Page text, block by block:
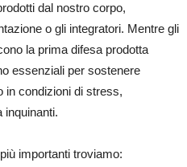
dal nostro corpo,
o gli integratori. Mentre gli
la prima difesa prodotta
essenziali per sostenere
in condizioni di stress,
inquinanti.
più importanti troviamo: